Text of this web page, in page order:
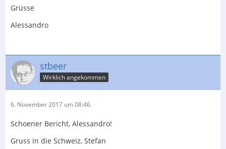
Grüsse
Alessandro
stbeer
Wirklich angekommen
6. November 2017 um 08:46
Schoener Bericht, Alessandro!
Gruss in die Schweiz, Stefan